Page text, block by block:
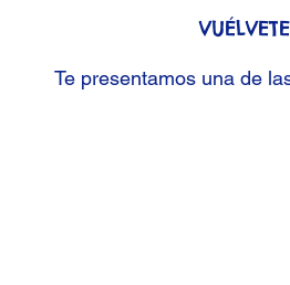
Te presentamos una de